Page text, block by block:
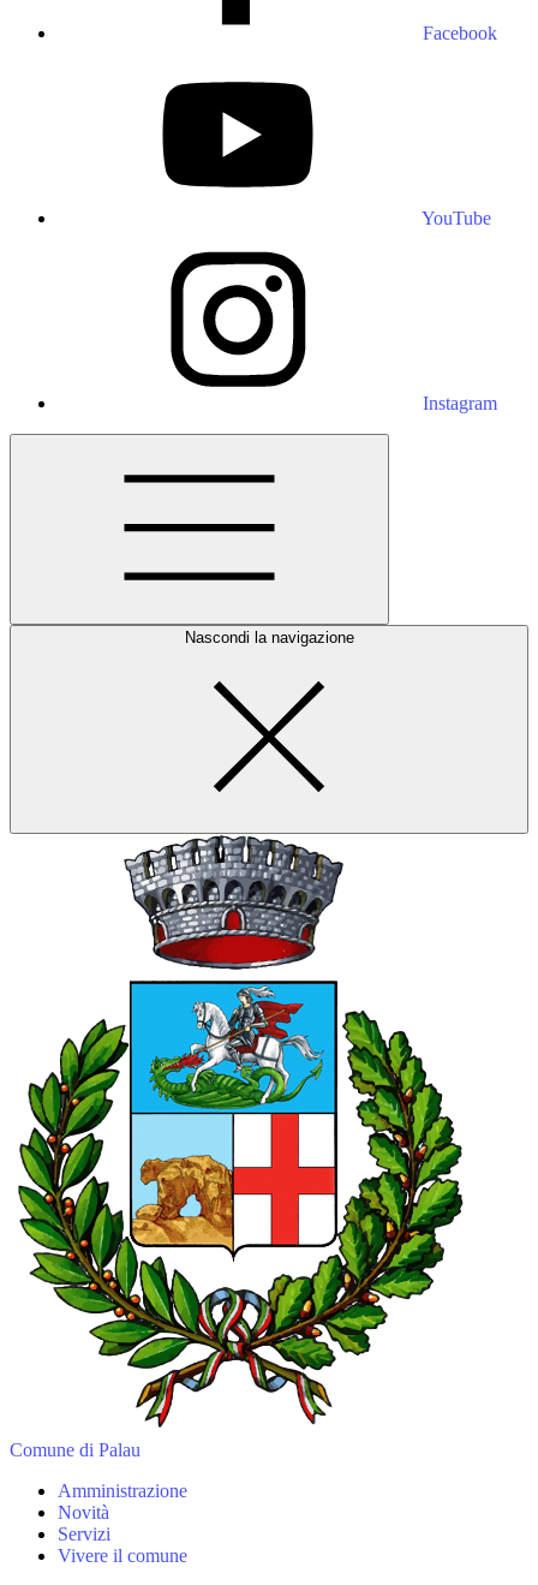
Facebook
YouTube
Instagram
Nascondi la navigazione
Comune di Palau
Amministrazione
Novità
Servizi
Vivere il comune